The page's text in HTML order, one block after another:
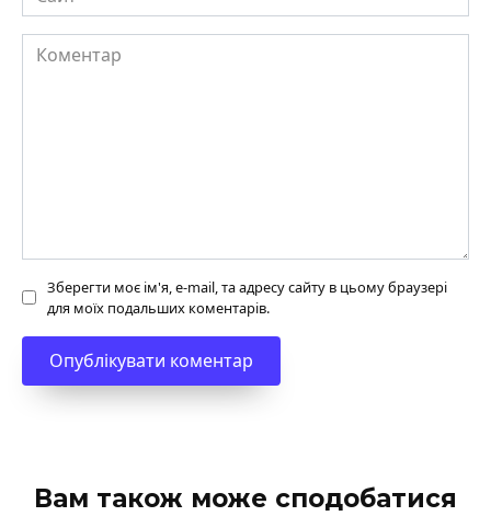
Коментар
Зберегти моє ім'я, e-mail, та адресу сайту в цьому браузері
для моїх подальших коментарів.
Вам також може сподобатися